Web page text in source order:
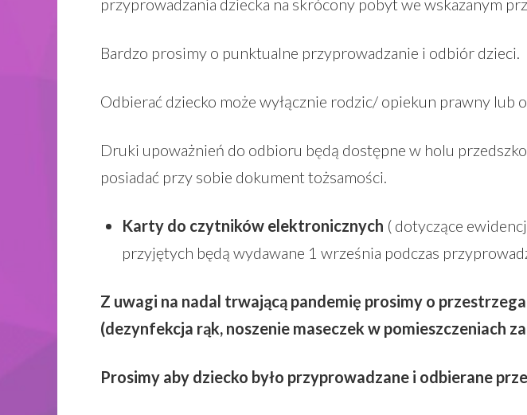
przyprowadzania dziecka na skrócony pobyt we wskazanym
Bardzo prosimy o punktualne przyprowadzanie i odbiór dzieci.
Odbierać dziecko może wyłącznie rodzic/ opiekun prawny lub
Druki upoważnień do odbioru będą dostępne w holu
posiadać przy sobie dokument tożsamości.
Karty do czytników elektronicznych ( dotyczące
przyjętych będą wydawane 1 września podczas
Z uwagi na nadal trwającą pandemię prosimy o
(dezynfekcja rąk, noszenie maseczek w pomieszczeniach
Prosimy aby dziecko było przyprowadzane i odbierane